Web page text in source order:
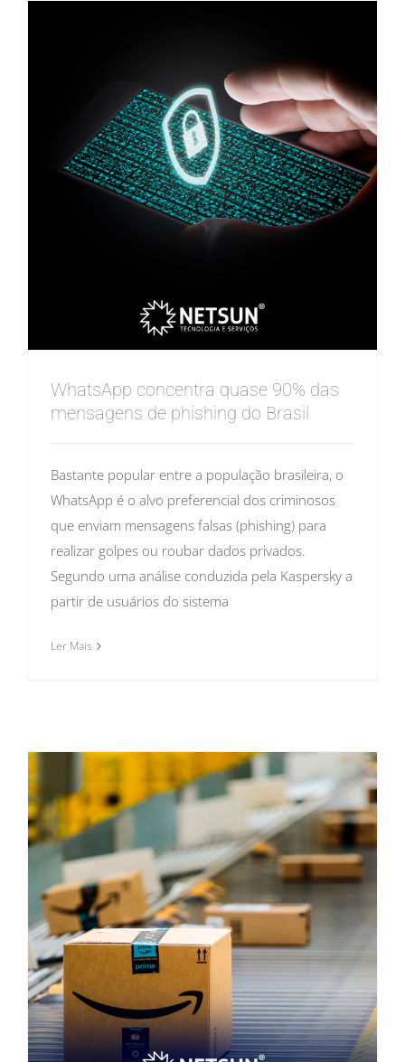
WhatsApp concentra quase 90% das
mensagens de phishing do Brasil
Bastante popular entre a população brasileira, o
WhatsApp é o alvo preferencial dos criminosos
que enviam mensagens falsas (phishing) para
realizar golpes ou roubar dados privados.
Segundo uma análise conduzida pela Kaspersky a
partir de usuários do sistema
Ler Mais